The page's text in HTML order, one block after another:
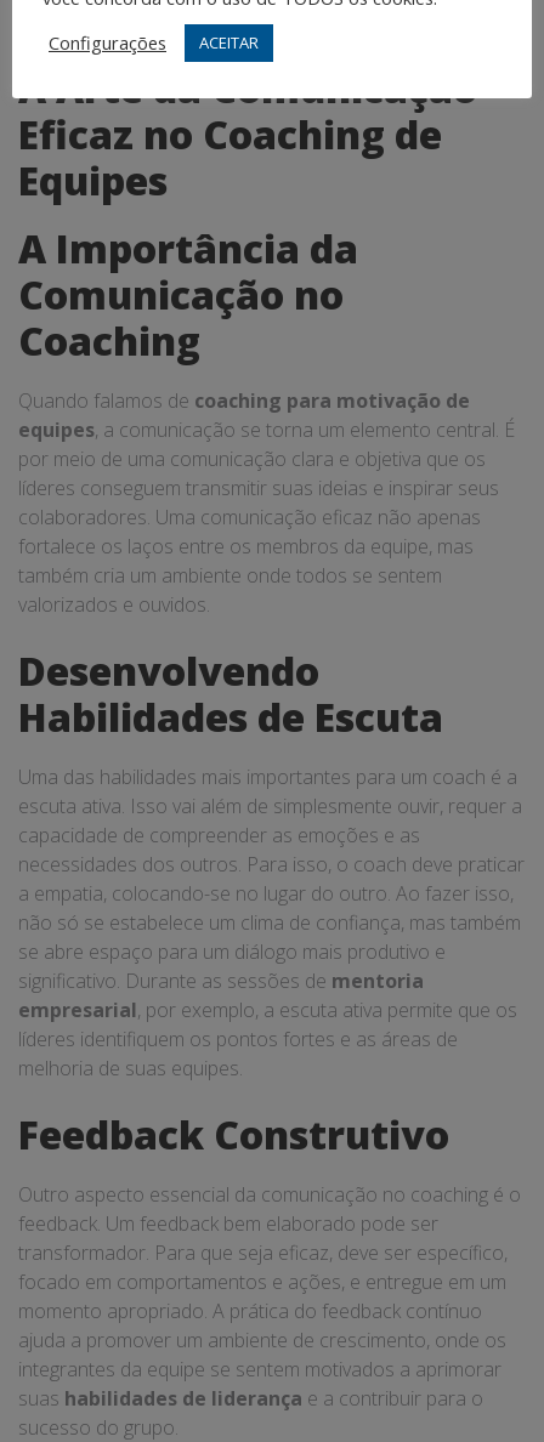
sustentável ao longo do tempo.
A Arte da Comunicação
Eficaz no Coaching de
Equipes
A Importância da
Comunicação no
Coaching
Quando falamos de coaching para motivação de
equipes, a comunicação se torna um elemento central. É
por meio de uma comunicação clara e objetiva que os
líderes conseguem transmitir suas ideias e inspirar seus
colaboradores. Uma comunicação eficaz não apenas
fortalece os laços entre os membros da equipe, mas
também cria um ambiente onde todos se sentem
valorizados e ouvidos.
Desenvolvendo
Habilidades de Escuta
Uma das habilidades mais importantes para um coach é a
escuta ativa. Isso vai além de simplesmente ouvir, requer a
capacidade de compreender as emoções e as
necessidades dos outros. Para isso, o coach deve praticar
a empatia, colocando-se no lugar do outro. Ao fazer isso,
não só se estabelece um clima de confiança, mas também
se abre espaço para um diálogo mais produtivo e
significativo. Durante as sessões de mentoria
empresarial, por exemplo, a escuta ativa permite que os
líderes identifiquem os pontos fortes e as áreas de
melhoria de suas equipes.
Feedback Construtivo
Outro aspecto essencial da comunicação no coaching é o
feedback. Um feedback bem elaborado pode ser
transformador. Para que seja eficaz, deve ser específico,
focado em comportamentos e ações, e entregue em um
momento apropriado. A prática do feedback contínuo
ajuda a promover um ambiente de crescimento, onde os
integrantes da equipe se sentem motivados a aprimorar
suas habilidades de liderança e a contribuir para o
sucesso do grupo.
Configurações
ACEITAR